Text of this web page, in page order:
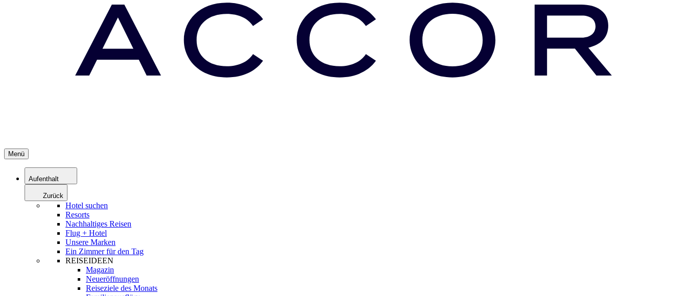
Menü
Aufenthalt
Zurück
Hotel suchen
Resorts
Nachhaltiges Reisen
Flug + Hotel
Unsere Marken
Ein Zimmer für den Tag
REISEIDEEN
Magazin
Neueröffnungen
Reiseziele des Monats